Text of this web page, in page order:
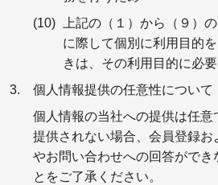
上記の（１）から（９）
に際して個別に利用目的
きは、その利用目的に必
個人情報提供の任意性について
個人情報の当社への提供は任
提供されない場合、会員登録お
やお問い合わせへの回答ができ
とをご了承ください。